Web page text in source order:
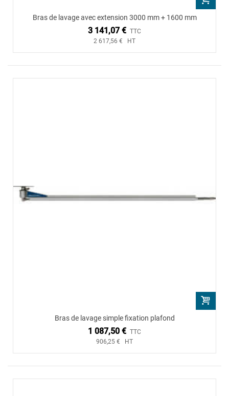
Bras de lavage avec extension 3000 mm + 1600 mm
3 141,07 € TTC
2 617,56 € HT
Bras de lavage simple fixation plafond
1 087,50 € TTC
906,25 € HT